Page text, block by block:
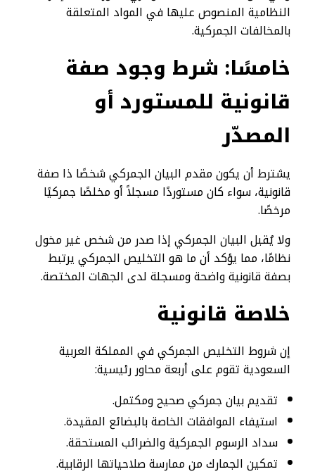
النظامية المنصوص عليها في المواد المتعلقة
بالمخالفات الجمركية.
خامسًا: شرط وجود صفة
قانونية للمستورد أو
المصدّر
يشترط أن يكون مقدم البيان الجمركي شخصًا ذا صفة
قانونية، سواء كان مستوردًا مسجلاً أو مخلصًا جمركيًا
مرخصًا.
ولا يُقبل البيان الجمركي إذا صدر من شخص غير مخول
نظامًا، مما يؤكد أن ما هو التخليص الجمركي يرتبط
بصفة قانونية واضحة ومسجلة لدى الجهات المختصة.
خلاصة قانونية
إن شروط التخليص الجمركي في المملكة العربية
السعودية تقوم على أربعة محاور رئيسية:
تقديم بيان جمركي صحيح ومكتمل.
استيفاء الموافقات الخاصة بالبضائع المقيدة.
سداد الرسوم الجمركية والضرائب المستحقة.
تمكين الجمارك من ممارسة صلاحياتها الرقابية.